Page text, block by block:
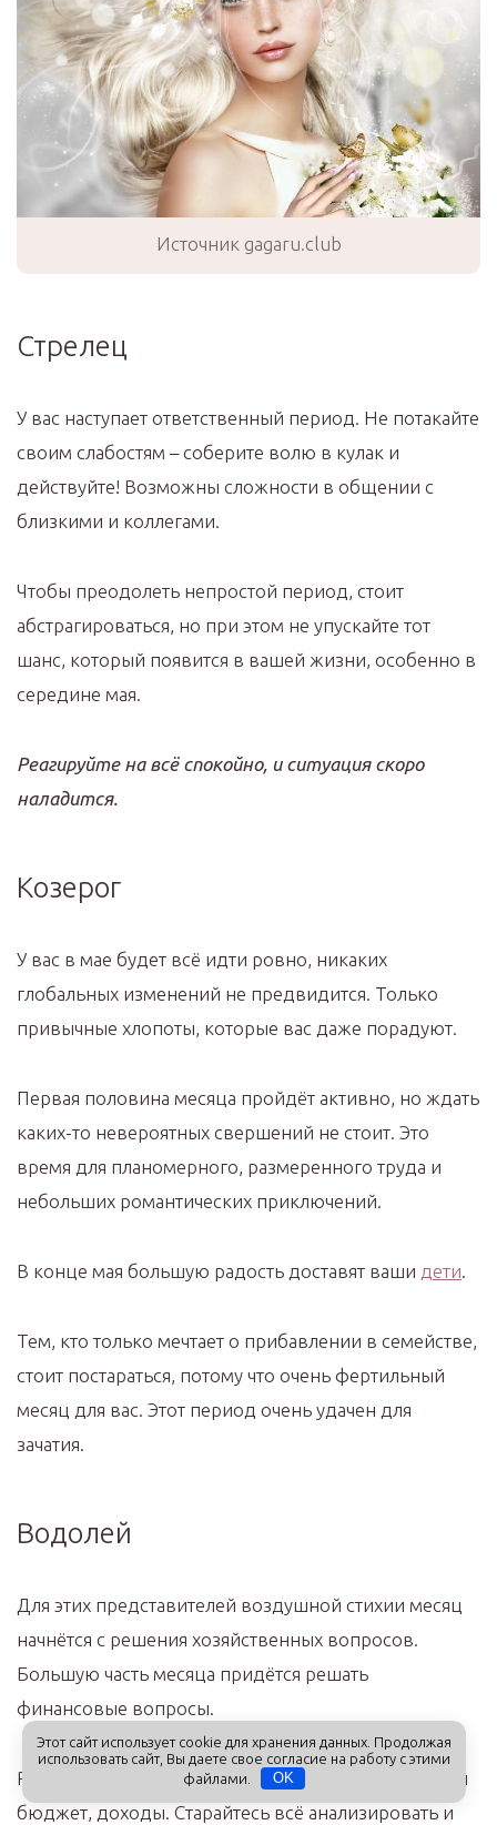
Источник gagaru.club
Стрелец
У вас наступает ответственный период. Не потакайте
своим слабостям – соберите волю в кулак и
действуйте! Возможны сложности в общении с
близкими и коллегами.
Чтобы преодолеть непростой период, стоит
абстрагироваться, но при этом не упускайте тот
шанс, который появится в вашей жизни, особенно в
середине мая.
Реагируйте на всё спокойно, и ситуация скоро
наладится.
Козерог
У вас в мае будет всё идти ровно, никаких
глобальных изменений не предвидится. Только
привычные хлопоты, которые вас даже порадуют.
Первая половина месяца пройдёт активно, но ждать
каких-то невероятных свершений не стоит. Это
время для планомерного, размеренного труда и
небольших романтических приключений.
В конце мая большую радость доставят ваши дети
Тем, кто только мечтает о прибавлении в семействе,
стоит постараться, потому что очень фертильный
месяц для вас. Этот период очень удачен для
зачатия.
Водолей
Для этих представителей воздушной стихии месяц
начнётся с решения хозяйственных вопросов.
Большую часть месяца придётся решать
финансовые вопросы.
Рационально поступайте, распределяйте семейный
бюджет, доходы. Старайтесь всё анализировать и
Этот сайт использует cookie для хранения данных. Продолжая
использовать сайт, Вы даете свое согласие на работу с этими
файлами.
OK